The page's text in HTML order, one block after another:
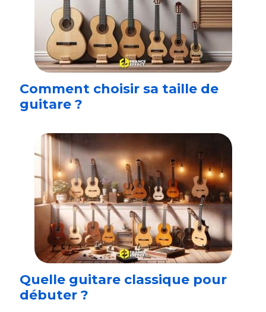
Comment choisir sa taille de
guitare ?
Quelle guitare classique pour
débuter ?